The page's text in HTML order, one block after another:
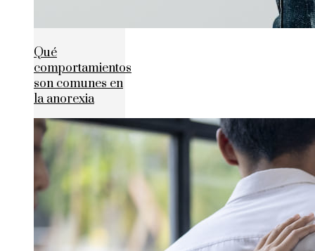
Qué
comportamientos
son comunes en
la anorexia